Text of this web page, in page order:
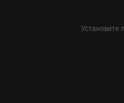
Установите